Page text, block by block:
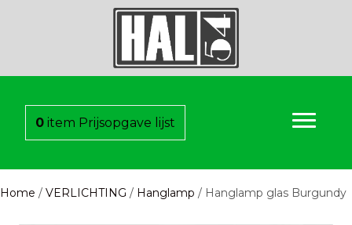
0 item Prijsopgave lijst
Home / VERLICHTING / Hanglamp / Hanglamp glas Burgundy